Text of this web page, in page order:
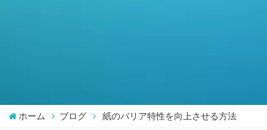
ホーム ブログ 紙のバリア特性を向上させる方法